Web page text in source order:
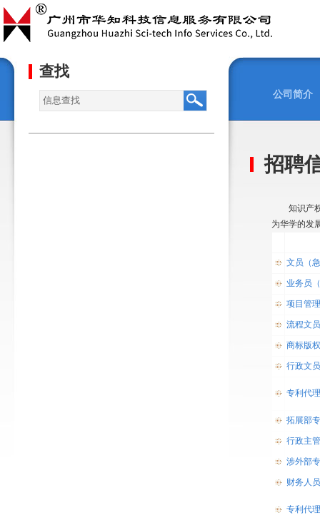
查找
公司简介
招聘
知识产权
为华学的发
文员（
业务员
项目管
流程文员
商标版
行政文员
专利代
拓展部
行政主管
涉外部
财务人员
专利代